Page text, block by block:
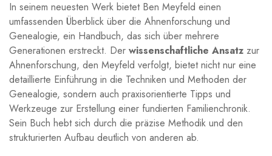
In seinem neuesten‍ Werk ​bietet Ben Meyfeld einen
umfassenden Überblick über die ‌Ahnenforschung und
Genealogie, ein Handbuch, ​das sich über mehrere
Generationen erstreckt. Der⁤ wissenschaftliche Ansatz zur
Ahnenforschung, den Meyfeld verfolgt, bietet nicht nur eine
detaillierte Einführung in die Techniken und⁣ Methoden der
Genealogie, ​sondern auch⁤ praxisorientierte Tipps und
Werkzeuge zur Erstellung ⁢einer ‍fundierten​ Familienchronik.
Sein Buch hebt sich durch die präzise Methodik​ und den
strukturierten Aufbau⁣ deutlich von⁣ anderen ab.